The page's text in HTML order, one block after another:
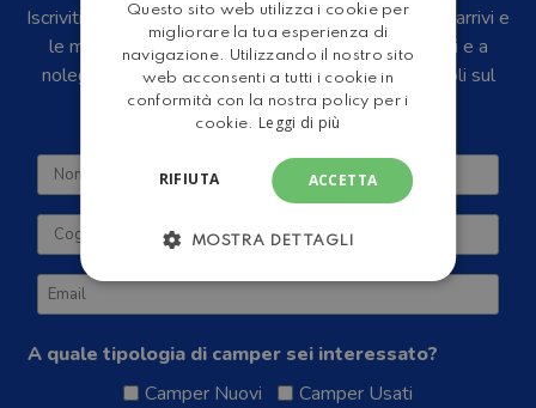
Iscriviti alla newsletter, riceverai in anteprima i nuovi arrivi e
le migliori offerte su camper e caravan nuovi, usati e a
noleggio, eventi, video recensioni, iniziative e articoli sul
mondo del turismo outdoor.
A quale tipologia di camper sei interessato?
Camper Nuovi
Camper Usati
ENGLISH
Questo sito web utilizza i cookie per
migliorare la tua esperienza di
navigazione. Utilizzando il nostro sito
web acconsenti a tutti i cookie in
conformità con la nostra policy per i
cookie.
Leggi di più
ACCETTA
RIFIUTA
MOSTRA DETTAGLI